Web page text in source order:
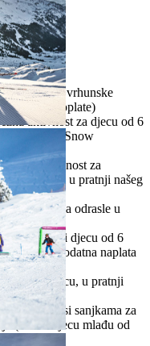
dat će ti vrhunske
(
bez nadoplate)
aktivnost za djecu od 6
našeg Snow
aktivnost za
skijati u pratnji našeg
na snijegu za odrasle u
za odrasle i djecu od 6
(dodatna naplata
i djecu, u pratnji
taksi sanjkama za
(5 € za djecu mlađu od